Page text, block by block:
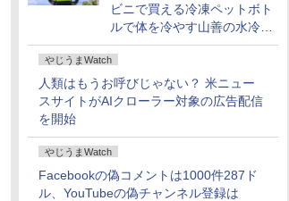
ビニで買える冷凍ペットボト
ルで体を冷やす山善の水冷ベ
ストがロードバイクにちょう
どいい【ぼっち・ざ・ろー
ど！その14】
やじうまWatch
人類はもうお呼びじゃない？ 米ニュー
スサイトがAIクローラー対象の広告配信
を開始
やじうまWatch
Facebookの偽コメントは1000件287ド
ル、YouTubeの偽チャンネル登録は